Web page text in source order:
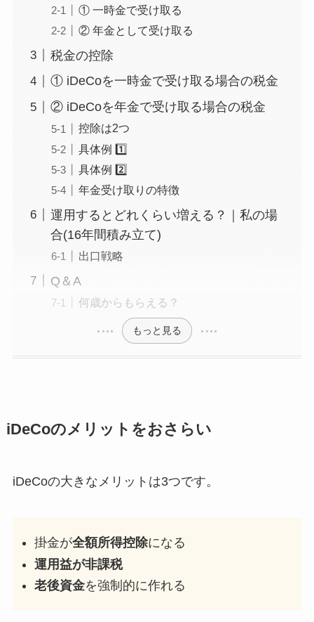
① 一時金で受け取る
② 年金として受け取る
税金の控除
① iDeCoを一時金で受け取る場合の税金
② iDeCoを年金で受け取る場合の税金
控除は2つ
具体例 1️⃣
具体例 2️⃣
年金受け取りの特徴
運用するとどれくらい増える？｜私の場
合(16年間積み立て)
出口戦略
Q＆A
何歳からもらえる？
もっと見る
iDeCoのメリットをおさらい
iDeCoの大きなメリットは3つです。
掛金が全額所得控除になる
運用益が非課税
老後資金を強制的に作れる